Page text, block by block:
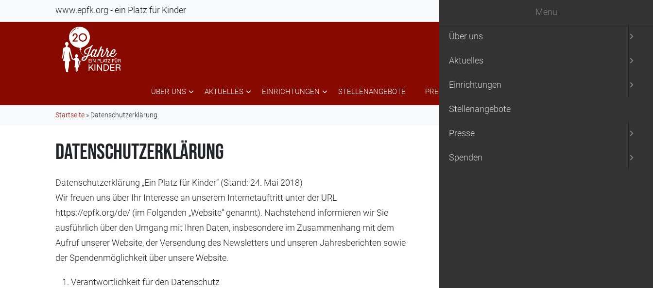
www.epfk.org - ein Platz für Kinder
ÜBER UNS AKTUELLES EINRICHTUNGEN STELLENANGEBOTE PRESSE SPENDEN
Startseite » Datenschutzerklärung
Datenschutzerklärung
Datenschutzerklärung „Ein Platz für Kinder“ (Stand: 24. Mai 2018)
Wir freuen uns über Ihr Interesse an unserem Internetauftritt unter der URL
https://epfk.org/de/ (im Folgenden „Website“ genannt). Nachstehend informieren wir Sie
ausführlich über den Umgang mit Ihren Daten, insbesondere im Zusammenhang mit dem
Aufruf unserer Website, der Versendung des Newsletters und unseren Jahresberichten sowie
der Spendenmöglichkeit über unsere Website.
Verantwortlichkeit für den Datenschutz
Menu
Über uns
Aktuelles
Einrichtungen
Stellenangebote
Presse
Spenden